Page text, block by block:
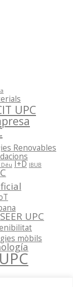
UPC
Renovables
I+D IBUB
SEER UPC
mòbils